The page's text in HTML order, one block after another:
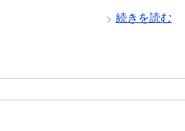
続きを読む